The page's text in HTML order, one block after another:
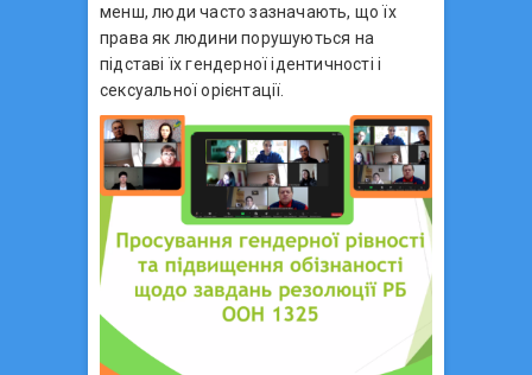
менш, люди часто зазначають, що їх
права як людини порушуються на
підставі їх гендерної ідентичності і
сексуальної орієнтації.